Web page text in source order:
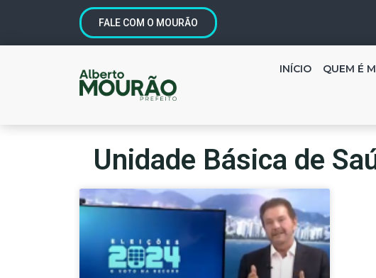
FALE COM O MOURÃO
INÍCIO QUEM É
Unidade Básica de